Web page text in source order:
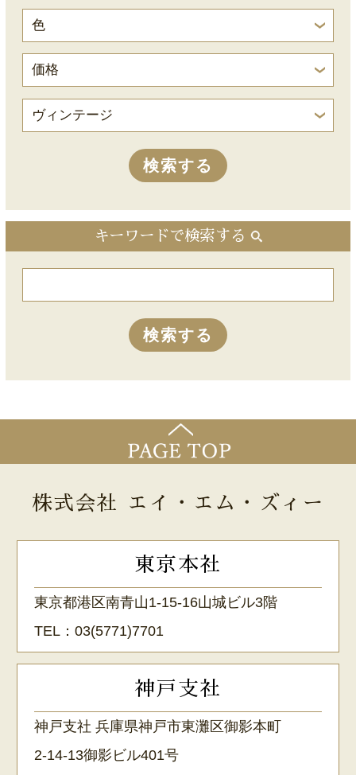
キーワードで検索する
株式会社 エイ・エム・ズィー
東京本社
東京都港区南青山1-15-16山城ビル3階
TEL：03(5771)7701
神戸支社
神戸支社 兵庫県神戸市東灘区御影本町
2-14-13御影ビル401号